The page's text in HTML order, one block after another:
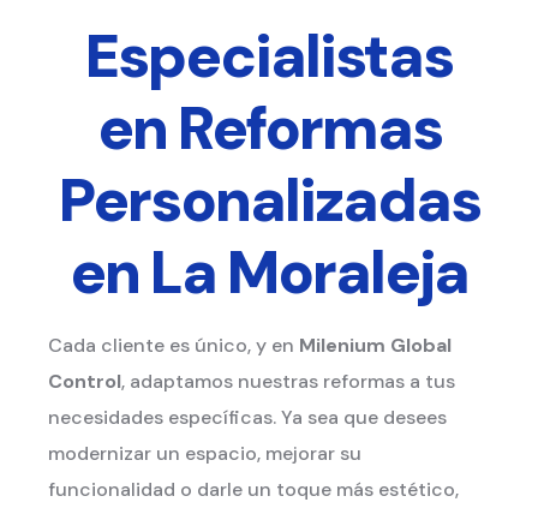
Especialistas
en Reformas
Personalizadas
en La Moraleja
Cada cliente es único, y en Milenium Global
Control, adaptamos nuestras reformas a tus
necesidades específicas. Ya sea que desees
modernizar un espacio, mejorar su
funcionalidad o darle un toque más estético,